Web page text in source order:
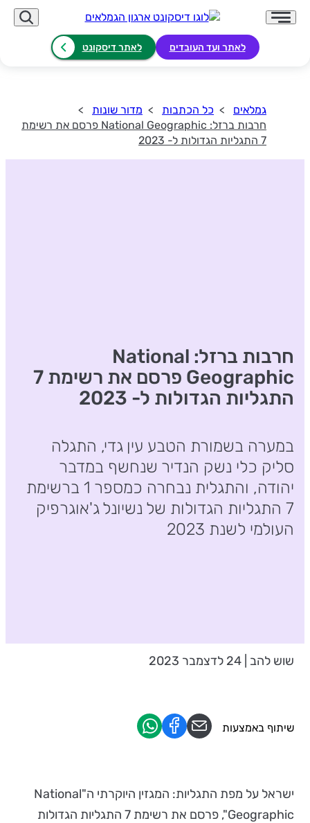
לאתר ועד העובדים לאתר דיסקונט
גמלאים כל הכתבות
מדור שונות
חרבות ברזל: National Geographic פרסם את רשימת
7 התגליות הגדולות ל- 2023
חרבות ברזל: National
Geographic פרסם את רשימת 7
התגליות הגדולות ל- 2023
במערה בשמורת הטבע עין גדי, התגלה
סליק כלי נשק הנדיר שנחשף במדבר
יהודה, והתגלית נבחרה כמספר 1 ברשימת
7 התגליות הגדולות של נשיונל ג'אוגרפיק
העולמי לשנת 2023
שוש להב | 24 לדצמבר 2023
ישראל על מפת התגליות: המגזין היוקרתי ה"National
Geographic", פרסם את רשימת 7 התגליות הגדולות
שיתוף באמצעות